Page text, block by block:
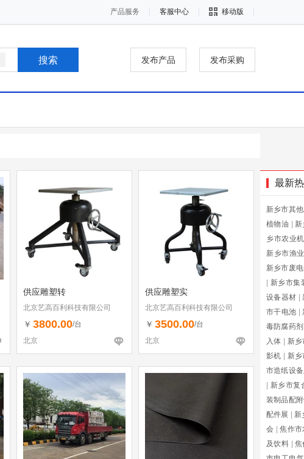
产品服务 客服中心 移动版
发布产品 发布采购
供应雕塑转
北京艺高百利科技有限公司
￥ 3800.00/台
北京
供应雕塑实
北京艺高百利科技有限公司
￥ 3500.00/台
北京
最新
新乡市其
植物油
乡市农业
新乡市渔
新乡市废
新乡市集
设备器材
市干电池
毒防腐药剂
入体
新
影机
新
市造纸设
新乡市复
装制品配
配件展
新
会
焦作市
及饮料
焦